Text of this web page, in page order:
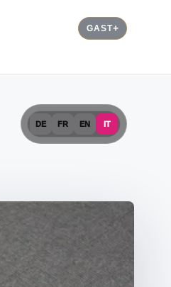
GAST
DE FR EN IT